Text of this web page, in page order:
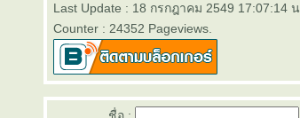
Last Update : 18 กรกฎาคม 2549 17:07:14 น.
Counter : 24352 Pageviews.